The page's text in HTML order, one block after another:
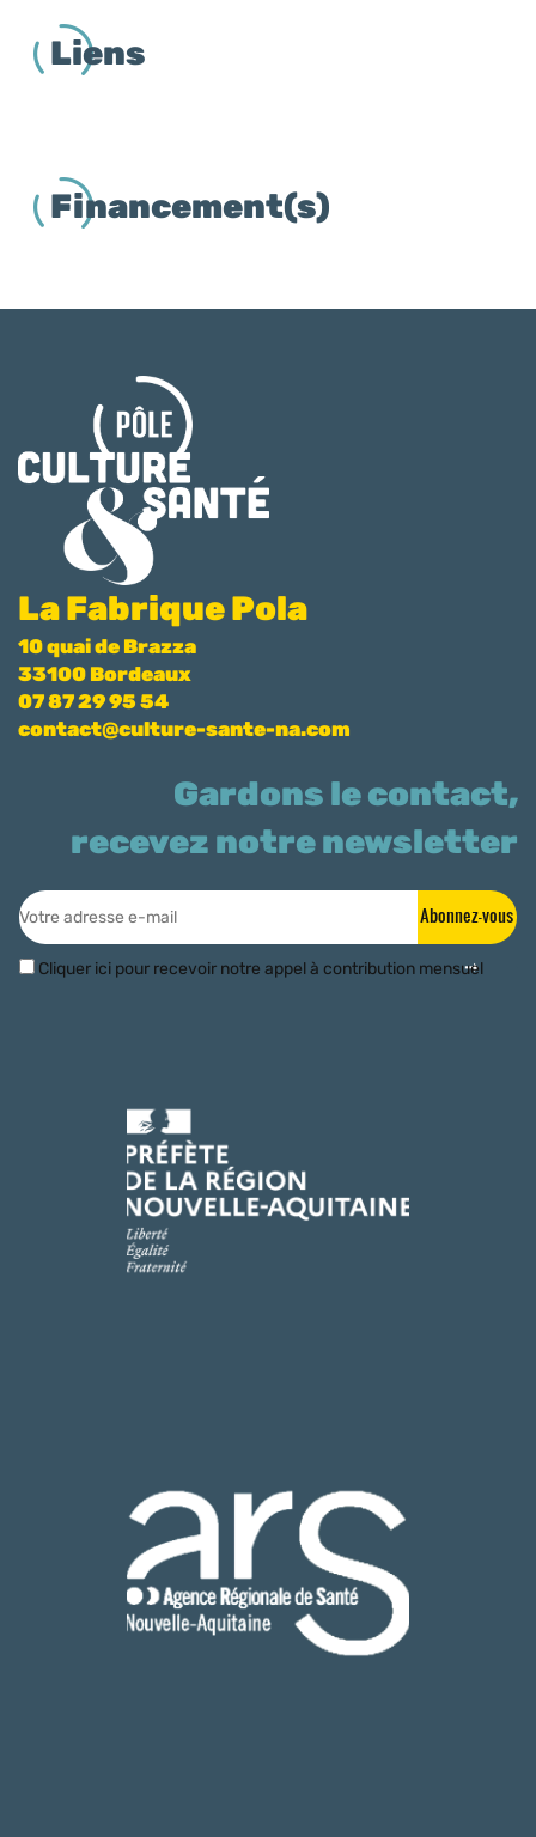
Liens
Financement(s)
La Fabrique Pola
10 quai de Brazza
33100 Bordeaux
07 87 29 95 54
contact@culture-sante-na.com
Gardons le contact,
recevez notre newsletter
Abonnez-vous
Cliquer ici pour recevoir notre appel à contribution mensuel